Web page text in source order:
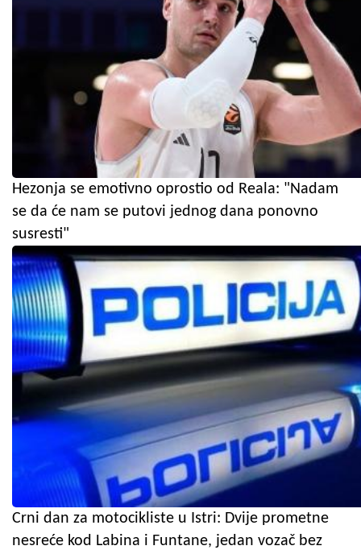
Hezonja se emotivno oprostio od Reala: "Nadam
se da će nam se putovi jednog dana ponovno
susresti"
Crni dan za motocikliste u Istri: Dvije prometne
nesreće kod Labina i Funtane, jedan vozač bez